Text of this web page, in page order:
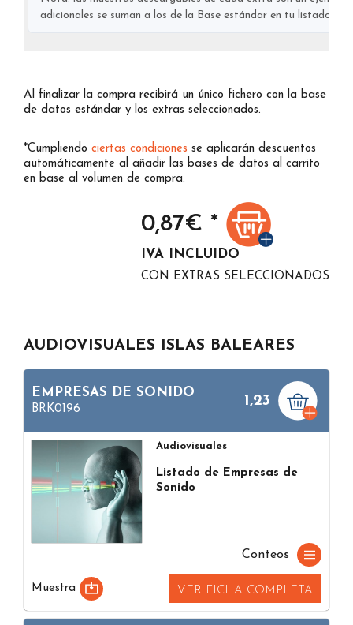
adicionales se suman a los de la Base estándar en tu listado
Al finalizar la compra recibirá un único fichero con la base
de datos estándar y los extras seleccionados.
*Cumpliendo ciertas condiciones se aplicarán descuentos
automáticamente al añadir las bases de datos al carrito
en base al volumen de compra.
0,87€ *
IVA INCLUIDO
CON EXTRAS SELECCIONADOS
AUDIOVISUALES ISLAS BALEARES
EMPRESAS DE SONIDO
BRK0196
1,23
Audiovisuales
Listado de Empresas de
Sonido
Conteos
Muestra VER FICHA COMPLETA